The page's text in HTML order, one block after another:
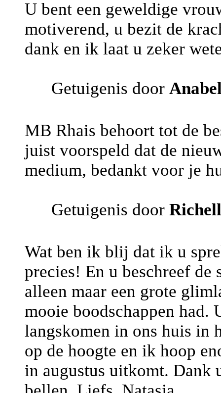
U bent een geweldige
motiverend, u bezit de
dank en ik laat u zeker
Getuigenis door
MB Rhais behoort tot de
juist voorspeld dat de
medium, bedankt voor je
Getuigenis door
Wat ben ik blij dat ik u
precies! En u beschreef
alleen maar een grote
mooie boodschappen had.
langskomen in ons huis in
op de hoogte en ik hoop
in augustus uitkomt. Dank